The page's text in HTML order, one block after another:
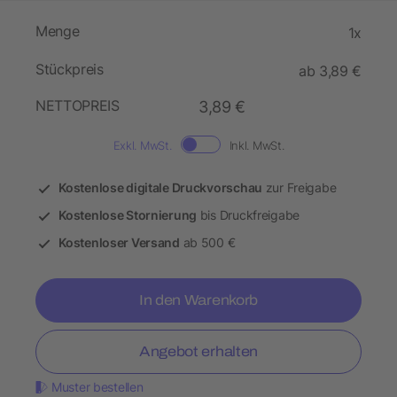
Menge 1x
Stückpreis
ab 3,89 €
NETTOPREIS
3,89 €
Exkl. MwSt. Inkl. MwSt.
Kostenlose digitale Druckvorschau zur Freigabe
Kostenlose Stornierung bis Druckfreigabe
Kostenloser Versand ab 500 €
In den Warenkorb
Angebot erhalten
Muster bestellen